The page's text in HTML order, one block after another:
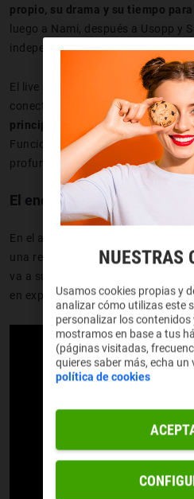
propio, su drama y su tiempo
luego a Nami, después a Usopp y
independientes y bien
El live action opta por
conectadas entre sí.Los
principal
, sacrificando detalle
Funciona para una serie corta,
profundidad y vínculo emocional.
El encuentro entre Luffy y
En el anime, Luffy y Nami se
una relación
más ligera,
va a su bola durante mucho
en explotar de verdad.
NUESTRAS
Usamos cookies propias y
analizar cómo utilizas este
personalizar los contenidos
mostramos en base a tus
(páginas visitadas,
quieres saber más, echa
política de cookies